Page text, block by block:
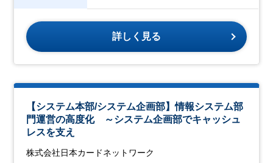
詳しく見る
【システム本部/システム企画部】情報システム部
門運営の高度化 ～システム企画部でキャッシュ
レスを支え
株式会社日本カードネットワーク